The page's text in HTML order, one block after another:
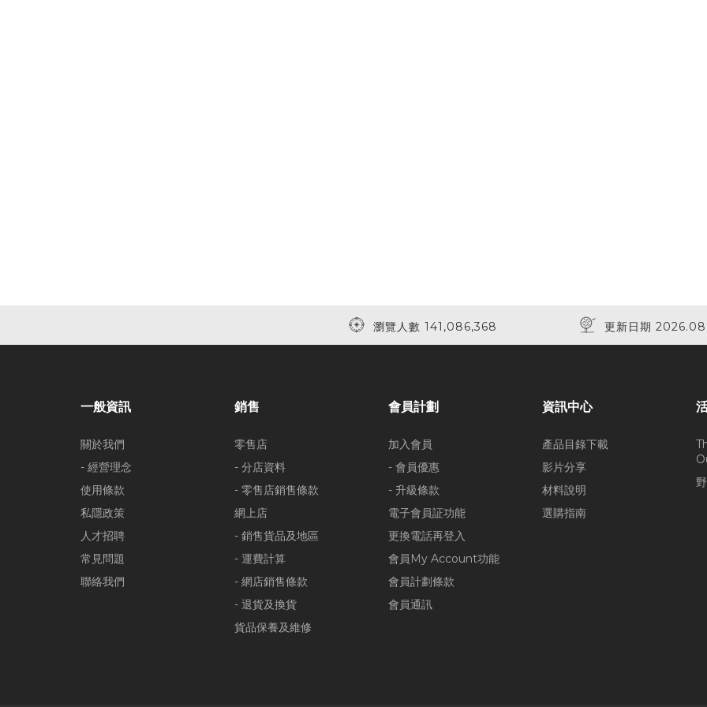
瀏覽人數 141,086,368 更新日期
一般資訊
關於我們
- 經營理念
使用條款
私隱政策
人才招聘
常見問題
聯絡我們
銷售
零售店
- 分店資料
- 零售店銷售條款
網上店
- 銷售貨品及地區
- 運費計算
- 網店銷售條款
- 退貨及換貨
貨品保養及維修
會員計劃
加入會員
- 會員優惠
- 升級條款
電子會員証功能
更換電話再登入
會員My Account功能
會員計劃條款
會員通訊
資訊中心
產品目錄下載
影片分享
材料說明
選購指南